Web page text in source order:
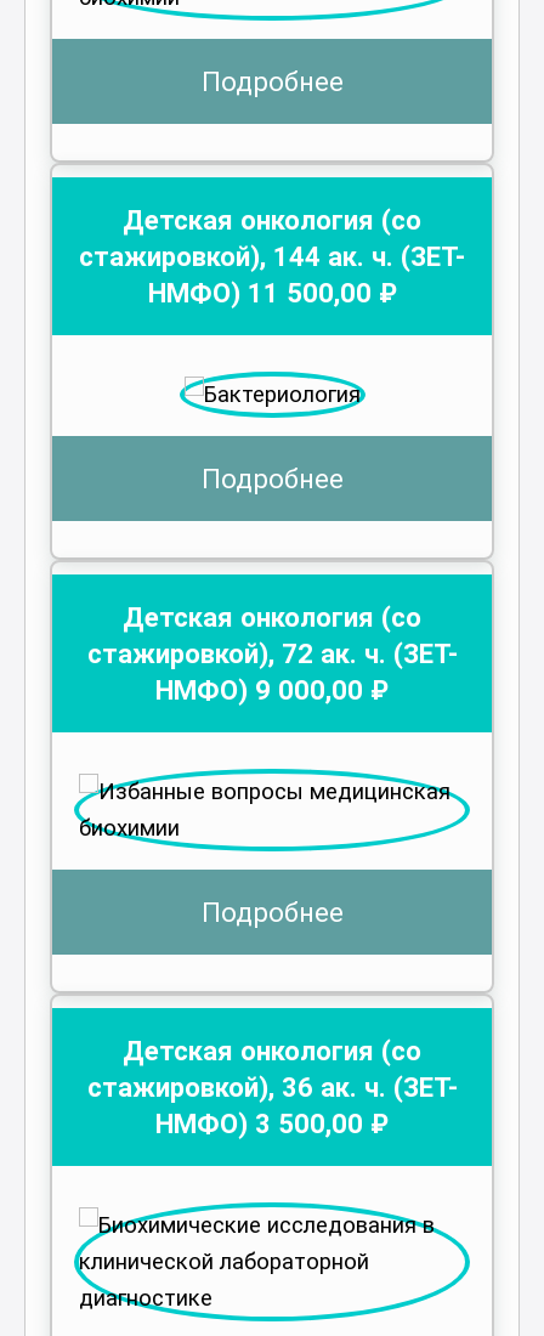
Подробнее
Детская онкология (со
стажировкой), 144 ак. ч. (ЗЕТ-
НМФО) 11 500,00 ₽
Подробнее
Детская онкология (со
стажировкой), 72 ак. ч. (ЗЕТ-
НМФО) 9 000,00 ₽
Подробнее
Детская онкология (со
стажировкой), 36 ак. ч. (ЗЕТ-
НМФО) 3 500,00 ₽